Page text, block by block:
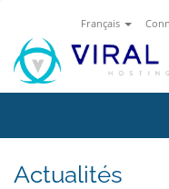
Français
Actualités